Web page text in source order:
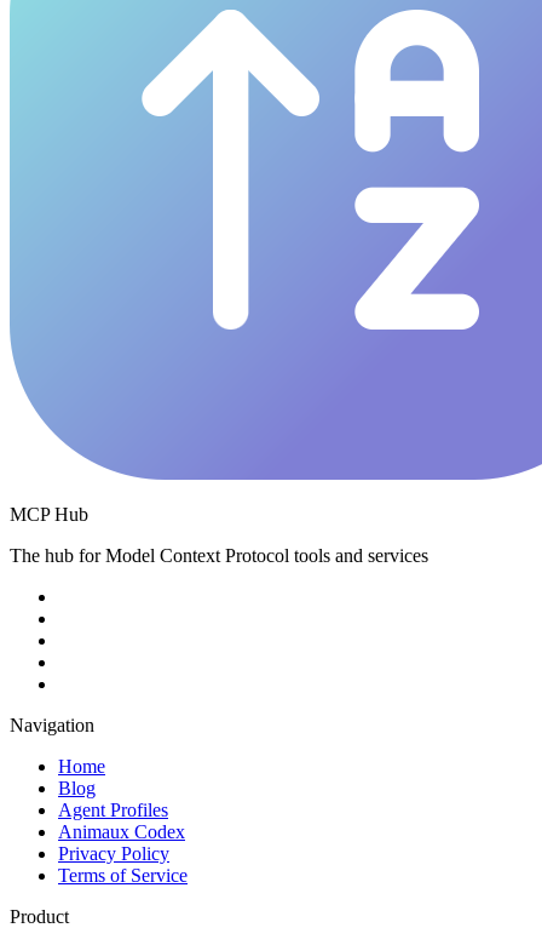
MCP Hub
The hub for Model Context Protocol tools and services
Navigation
Home
Blog
Agent Profiles
Animaux Codex
Privacy Policy
Terms of Service
Product